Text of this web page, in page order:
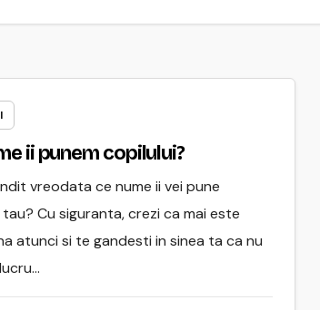
ii punem copilului?
vreodata ce nume ii vei pune
Cu siguranta, crezi ca mai este
atunci si te gandesti in sinea ta ca nu